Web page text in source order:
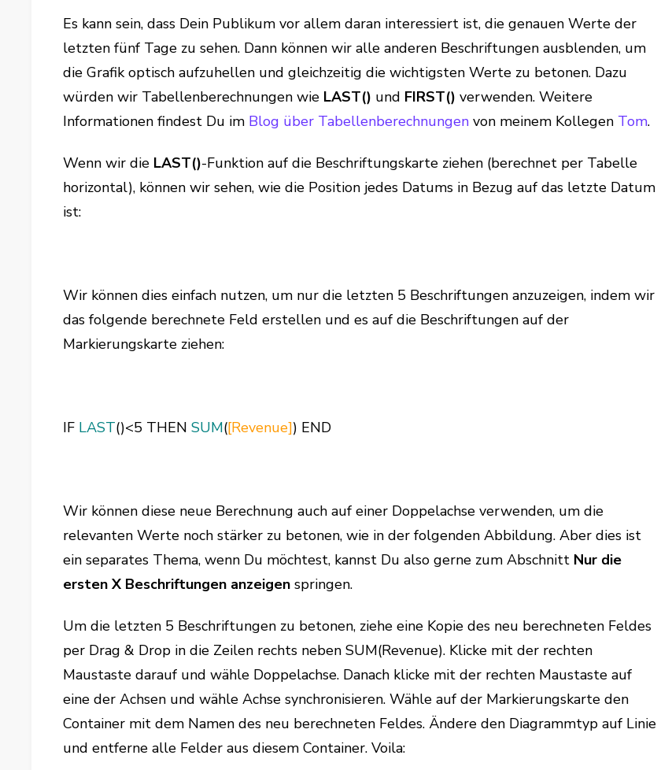
Es kann sein, dass Dein Publikum vor allem daran interessiert ist, die genauen Werte der
letzten fünf Tage zu sehen. Dann können wir alle anderen Beschriftungen ausblenden, um
die Grafik optisch aufzuhellen und gleichzeitig die wichtigsten Werte zu betonen. Dazu
würden wir Tabellenberechnungen wie LAST() und FIRST() verwenden. Weitere
Informationen findest Du im Blog über Tabellenberechnungen von meinem Kollegen Tom.
Wenn wir die LAST()-Funktion auf die Beschriftungskarte ziehen (berechnet per Tabelle
horizontal), können wir sehen, wie die Position jedes Datums in Bezug auf das letzte Datum
ist:
Wir können dies einfach nutzen, um nur die letzten 5 Beschriftungen anzuzeigen, indem wir
das folgende berechnete Feld erstellen und es auf die Beschriftungen auf der
Markierungskarte ziehen:
IF LAST()<5 THENSUM([Revenue]) END
Wir können diese neue Berechnung auch auf einer Doppelachse verwenden, um die
relevanten Werte noch stärker zu betonen, wie in der folgenden Abbildung. Aber dies ist
ein separates Thema, wenn Du möchtest, kannst Du also gerne zum Abschnitt Nur die
ersten X Beschriftungen anzeigen springen.
Um die letzten 5 Beschriftungen zu betonen, ziehe eine Kopie des neu berechneten Feldes
per Drag & Drop in die Zeilen rechts neben SUM(Revenue). Klicke mit der rechten
Maustaste darauf und wähle Doppelachse. Danach klicke mit der rechten Maustaste auf
eine der Achsen und wähle Achse synchronisieren. Wähle auf der Markierungskarte den
Container mit dem Namen des neu berechneten Feldes. Ändere den Diagrammtyp auf Linie
und entferne alle Felder aus diesem Container. Voila: